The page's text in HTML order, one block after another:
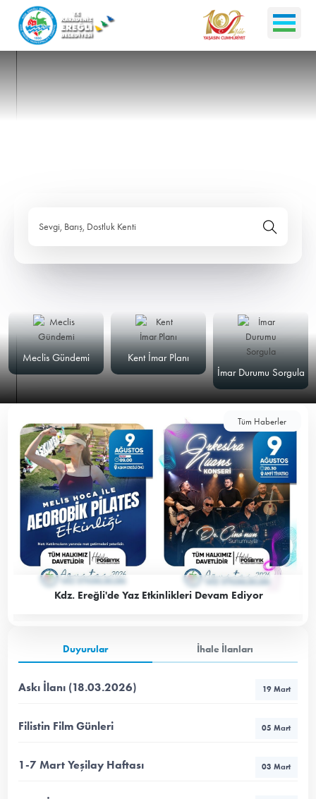
Sevgi, Barış, Dostluk Kenti
Meclis Gündemi
Kent İmar Planı
İmar Durumu Sorgula
Tüm Haberler
Kdz. Ereğli'de Yaz Etkinlikleri Devam Ediyor
Duyurular İhale İlanları
Askı İlanı (18.03.2026) 19 Mart
Filistin Film Günleri 05 Mart
1-7 Mart Yeşilay Haftası 03 Mart